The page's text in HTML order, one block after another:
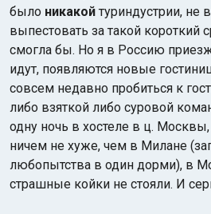
было никакой туриндустрии, не
выпестовать за такой короткий
смогла бы. Но я в Россию
идут, появляются новые
совсем недавно пробиться к
либо взяткой либо суровой
одну ночь в хостеле в ц.
ничем не хуже, чем в Милане
любопытства в один дорми), в
страшные койки не стояли. И